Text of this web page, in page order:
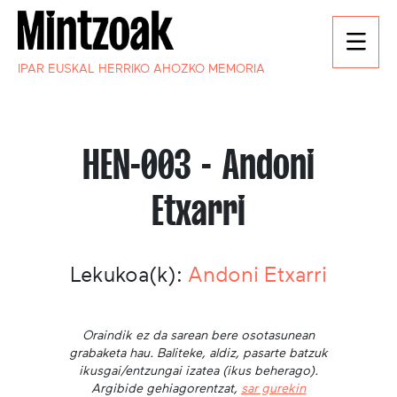
IPAR EUSKAL HERRIKO AHOZKO MEMORIA
HEN-003 - Andoni
Etxarri
Lekukoa(k): Andoni Etxarri
Oraindik ez da sarean bere osotasunean
grabaketa hau. Baliteke, aldiz, pasarte batzuk
ikusgai/entzungai izatea (ikus beherago).
Argibide gehiagorentzat, sar gurekin